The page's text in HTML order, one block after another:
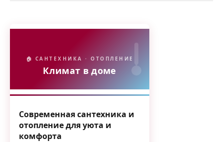
🏠 САНТЕХНИКА · ОТОПЛЕНИЕ
Климат в доме
Современная сантехника и
отопление для уюта и
комфорта